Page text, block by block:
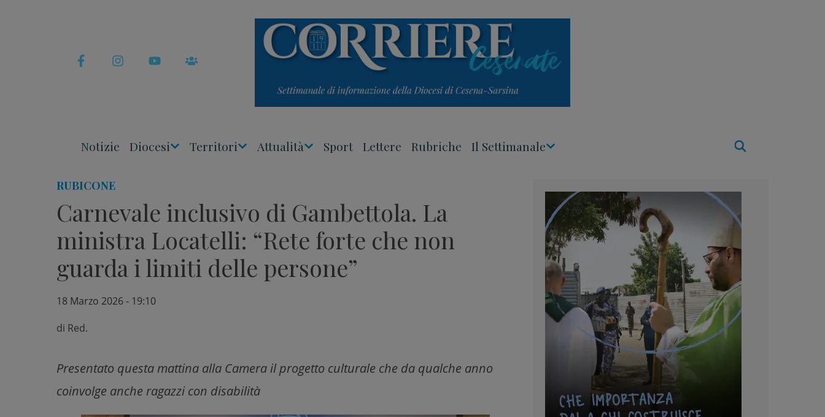
Notizie Diocesi Territori Attualità Sport Lettere Rubriche Il Settimanale
RUBICONE
Carnevale inclusivo di Gambettola. La
ministra Locatelli: “Rete forte che non
guarda i limiti delle persone”
18 Marzo 2026 - 19:10
di Red.
Presentato questa mattina alla Camera il progetto culturale che da qualche anno
coinvolge anche ragazzi con disabilità